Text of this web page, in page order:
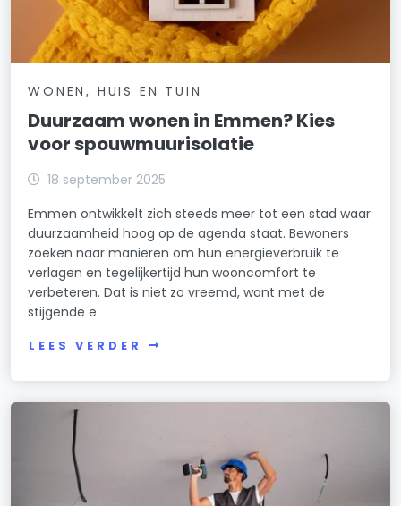
WONEN, HUIS EN TUIN
Duurzaam wonen in Emmen? Kies
voor spouwmuurisolatie
18 september 2025
Emmen ontwikkelt zich steeds meer tot een stad waar
duurzaamheid hoog op de agenda staat. Bewoners
zoeken naar manieren om hun energieverbruik te
verlagen en tegelijkertijd hun wooncomfort te
verbeteren. Dat is niet zo vreemd, want met de
stijgende e
LEES VERDER